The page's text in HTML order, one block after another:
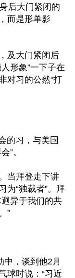
后大门紧闭的
而是形单影
及大门紧闭后
形象”一下子在
对习的公然“打
的习，与美国
”。
当拜登走下讲
为“独裁者”。拜
异于我们的共
”
，谈到他2月
球时说：“习近